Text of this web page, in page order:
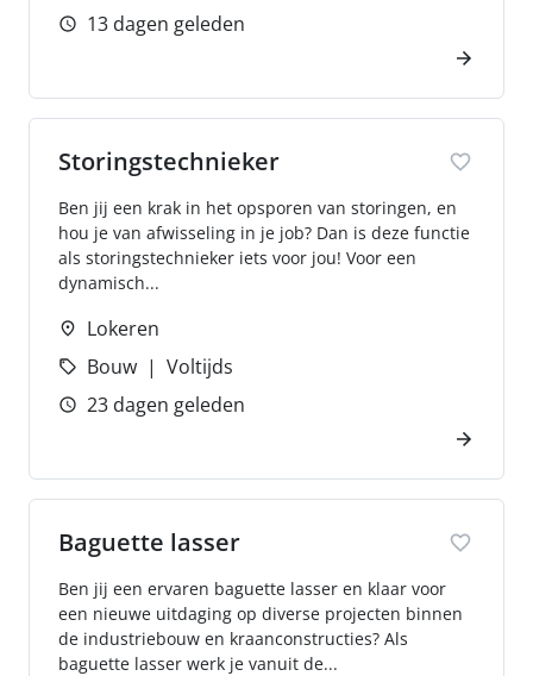
13 dagen geleden
Storingstechnieker
Ben jij een krak in het opsporen van storingen, en
hou je van afwisseling in je job? Dan is deze functie
als storingstechnieker iets voor jou! Voor een
dynamisch...
Lokeren
Bouw
Voltijds
23 dagen geleden
Baguette lasser
Ben jij een ervaren baguette lasser en klaar voor
een nieuwe uitdaging op diverse projecten binnen
de industriebouw en kraanconstructies? Als
baguette lasser werk je vanuit de...